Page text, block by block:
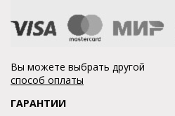
Вы можете выбрать другой
способ оплаты
ГАРАНТИИ